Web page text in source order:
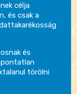
célja
és csak a
és
pontatlan
törölni